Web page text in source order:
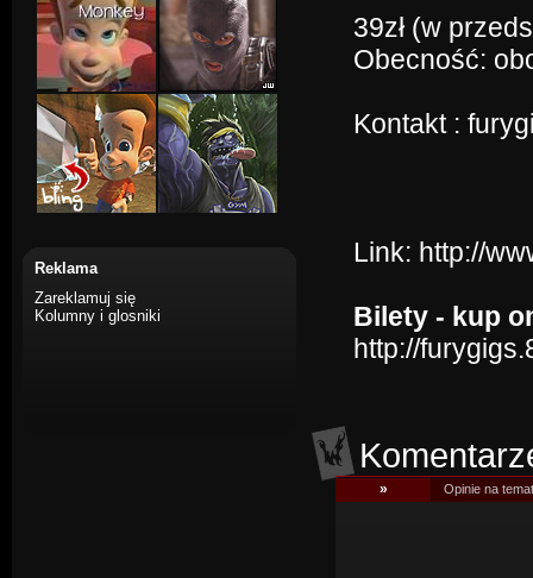
Reklama
Zareklamuj się
Kolumny i glosniki
39zł (w
Obecność:
Kontakt :
Link: http://
Bilety - kup
http://
» Opinie na